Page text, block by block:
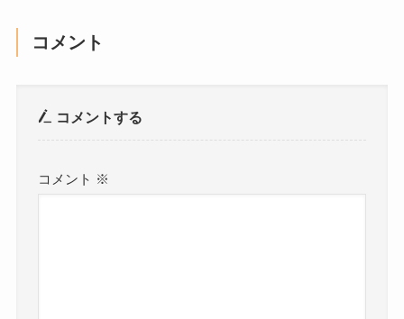
コメント
コメントする
コメント ※